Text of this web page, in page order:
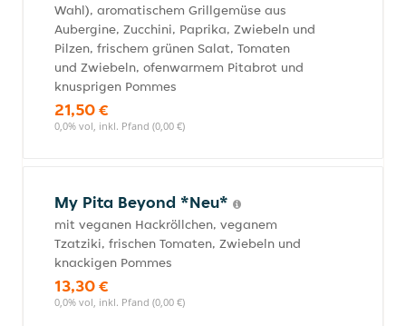
Wahl), aromatischem Grillgemüse aus
Aubergine, Zucchini, Paprika, Zwiebeln und
Pilzen, frischem grünen Salat, Tomaten
und Zwiebeln, ofenwarmem Pitabrot und
knusprigen Pommes
21,50 €
0,0% vol, inkl. Pfand (0,00 €)
My Pita Beyond *Neu*
mit veganen Hackröllchen, veganem
Tzatziki, frischen Tomaten, Zwiebeln und
knackigen Pommes
13,30 €
0,0% vol, inkl. Pfand (0,00 €)